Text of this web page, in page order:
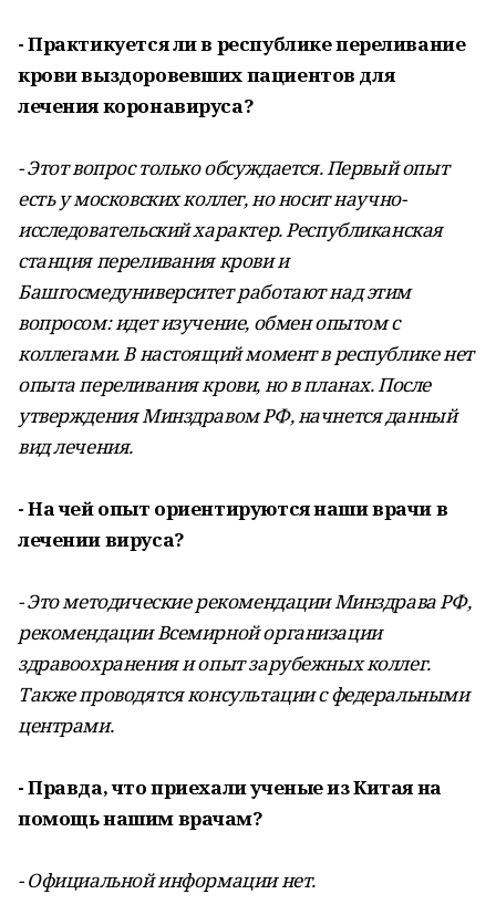
- Практикуется ли в республике переливание
крови выздоровевших пациентов для
лечения коронавируса?
- Этот вопрос только обсуждается. Первый опыт
есть у московских коллег, но носит научно-
исследовательский характер. Республиканская
станция переливания крови и
Башгосмедуниверситет работают над этим
вопросом: идет изучение, обмен опытом с
коллегами. В настоящий момент в республике нет
опыта переливания крови, но в планах. После
утверждения Минздравом РФ, начнется данный
вид лечения.
- На чей опыт ориентируются наши врачи в
лечении вируса?
- Это методические рекомендации Минздрава РФ,
рекомендации Всемирной организации
здравоохранения и опыт зарубежных коллег.
Также проводятся консультации с федеральными
центрами.
- Правда, что приехали ученые из Китая на
помощь нашим врачам?
- Официальной информации нет.